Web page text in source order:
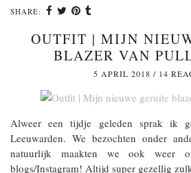
SHARE:
OUTFIT | MIJN
BLAZER VAN
5 APRIL 2018 / 14
Alweer een tijdje geleden sprak ik
Leeuwarden. We bezochten onder
natuurlijk maakten we ook weer
blogs/Instagram! Altijd super gezellig